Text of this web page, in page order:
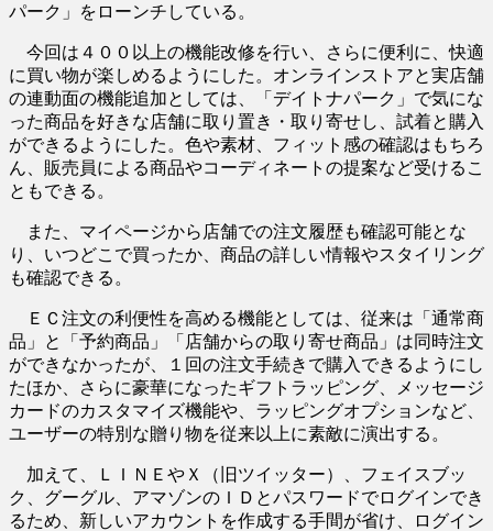
パーク」をローンチしている。
今回は４００以上の機能改修を行い、さらに便利に、快適
に買い物が楽しめるようにした。オンラインストアと実店舗
の連動面の機能追加としては、「デイトナパーク」で気にな
った商品を好きな店舗に取り置き・取り寄せし、試着と購入
ができるようにした。色や素材、フィット感の確認はもちろ
ん、販売員による商品やコーディネートの提案など受けるこ
ともできる。
また、マイページから店舗での注文履歴も確認可能とな
り、いつどこで買ったか、商品の詳しい情報やスタイリング
も確認できる。
ＥＣ注文の利便性を高める機能としては、従来は「通常商
品」と「予約商品」「店舗からの取り寄せ商品」は同時注文
ができなかったが、１回の注文手続きで購入できるようにし
たほか、さらに豪華になったギフトラッピング、メッセージ
カードのカスタマイズ機能や、ラッピングオプションなど、
ユーザーの特別な贈り物を従来以上に素敵に演出する。
加えて、ＬＩＮＥやＸ（旧ツイッター）、フェイスブッ
ク、グーグル、アマゾンのＩＤとパスワードでログインでき
るため、新しいアカウントを作成する手間が省け、ログイン